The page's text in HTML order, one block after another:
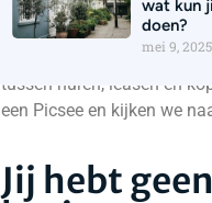
In de snel veranderende
steeds belangrijker.
biedt niet alleen diverse
tussen huren, leasen en
een Picsee en kijken we
Jij hebt
wat kun
doen?
mei 9, 2025